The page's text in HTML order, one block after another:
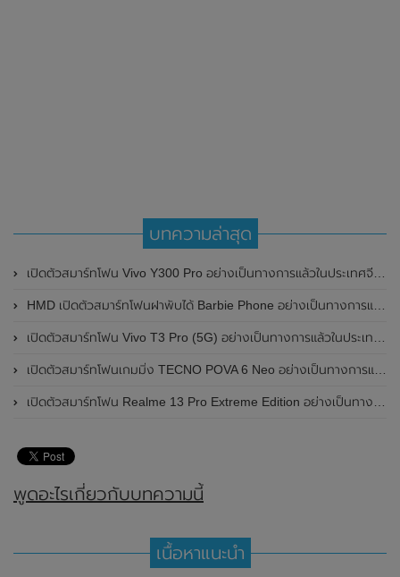
บทความล่าสุด
เปิดตัวสมาร์ทโฟน Vivo Y300 Pro อย่างเป็นทางการแล้วในประเทศจีน มาพร้อมดีไซน์พรีเมี่ยม ทนทาน และแบตเตอรี่สุดอึดขนาดใหญ่ 6,500mAh พร้อมรองรับการชาร์จไว 80W
HMD เปิดตัวสมาร์ทโฟนฝาพับได้ Barbie Phone อย่างเป็นทางการแล้ว มาพร้อมธีมสีชมพูสดใส
เปิดตัวสมาร์ทโฟน Vivo T3 Pro (5G) อย่างเป็นทางการแล้วในประเทศอินเดีย
เปิดตัวสมาร์ทโฟนเกมมิ่ง TECNO POVA 6 Neo อย่างเป็นทางการแล้วในประเทศไทย ในราคา 8,499 บาท
เปิดตัวสมาร์ทโฟน Realme 13 Pro Extreme Edition อย่างเป็นทางการแล้วในประเทศจีน
พูดอะไรเกี่ยวกับบทความนี้
เนื้อหาแนะนำ